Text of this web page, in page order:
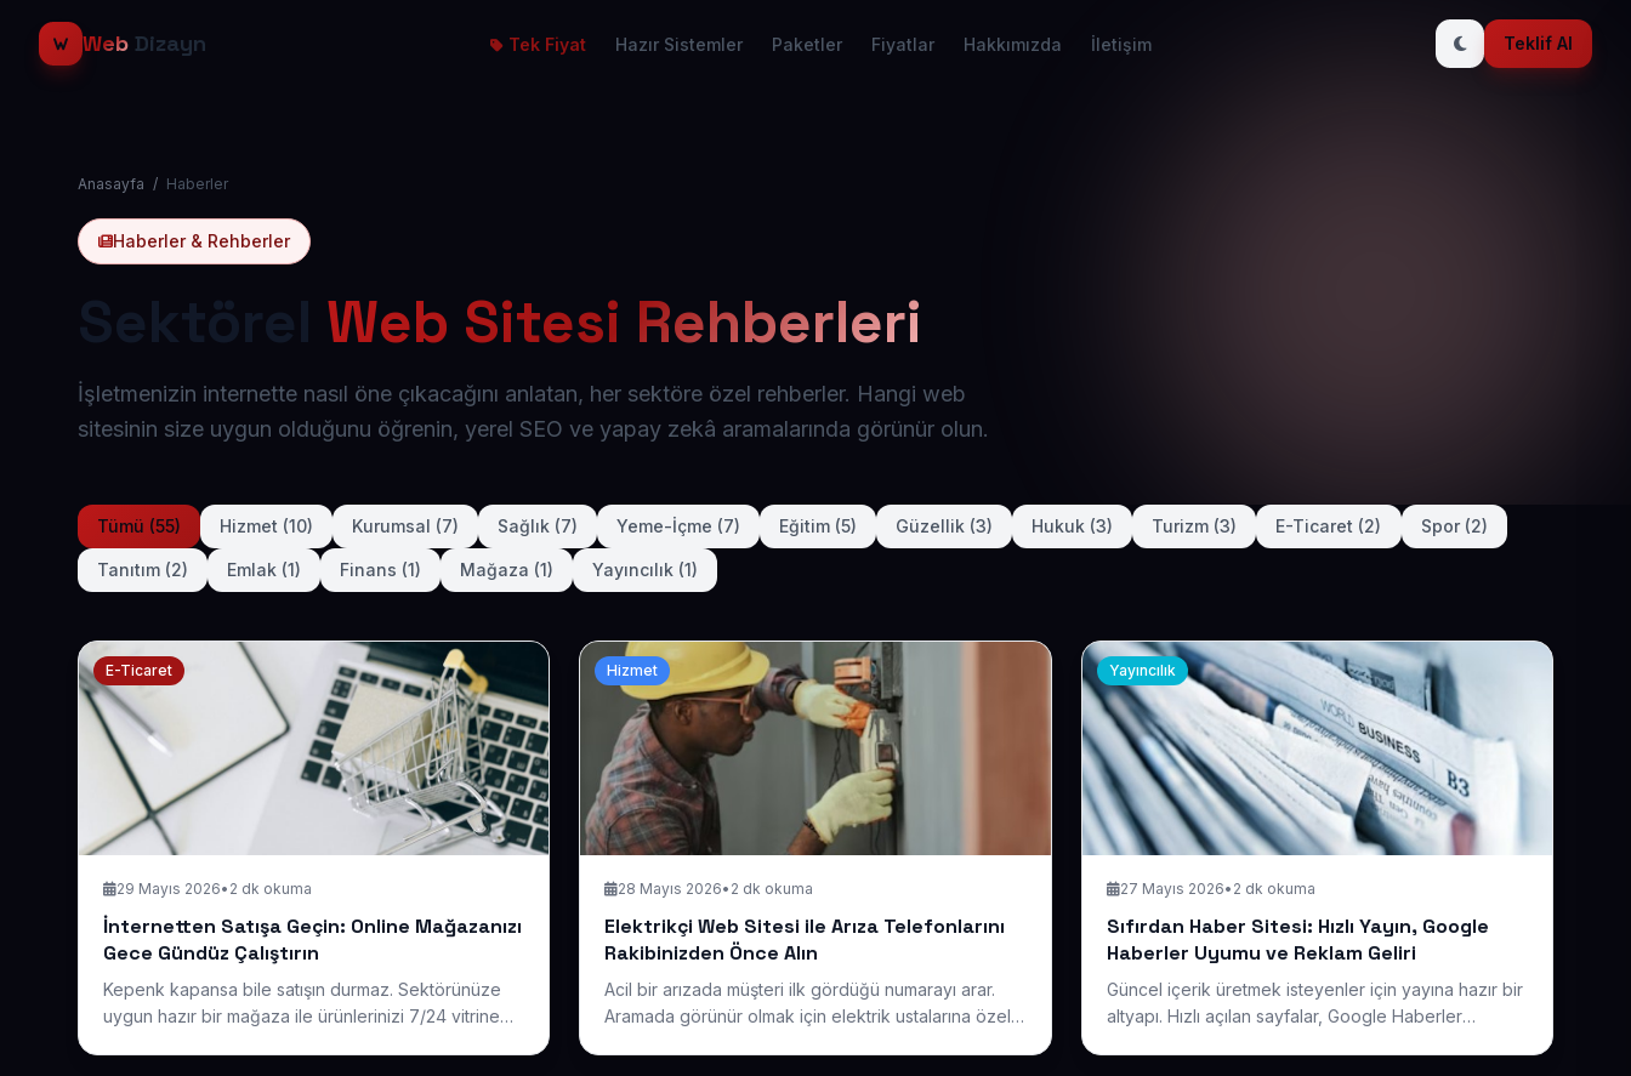
Web Dizayn Tek Fiyat Hazır Sistemler Paketler Fiyatlar Hakkımızda İletişim Teklif Al
Anasayfa / Haberler
Haberler & Rehberler
Sektörel Web Sitesi Rehberleri
İşletmenizin internette nasıl öne çıkacağını anlatan, her sektöre özel rehberler. Hangi web
sitesinin size uygun olduğunu öğrenin, yerel SEO ve yapay zekâ aramalarında görünür olun.
Tümü (55) Hizmet (10) Kurumsal (7) Sağlık (7) Yeme-İçme (7) Eğitim (5) Güzellik (3) Hukuk (3) Turizm (3) E-Ticaret (2) Spor (2)
Tanıtım (2) Emlak (1) Finans (1) Mağaza (1) Yayıncılık (1)
E-Ticaret
29 Mayıs 2026• 2 dk okuma
İnternetten Satışa Geçin: Online Mağazanızı
Gece Gündüz Çalıştırın
Kepenk kapansa bile satışın durmaz. Sektörünüze
uygun hazır bir mağaza ile ürünlerinizi 7/24 vitrine
Hizmet
28 Mayıs 2026• 2 dk okuma
Elektrikçi Web Sitesi ile Arıza Telefonlarını
Rakibinizden Önce Alın
Acil bir arızada müşteri ilk gördüğü numarayı arar.
Aramada görünür olmak için elektrik ustalarına özel
Yayıncılık
27 Mayıs 2026• 2 dk okuma
Sıfırdan Haber Sitesi: Hızlı Yayın, Google
Haberler Uyumu ve Reklam Geliri
Güncel içerik üretmek isteyenler için yayına hazır bir
altyapı. Hızlı açılan sayfalar, Google Haberler